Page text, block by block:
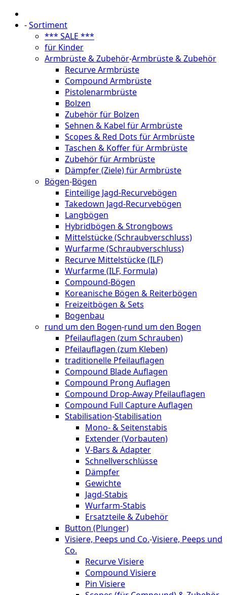
-Sortiment
*** SALE ***
für Kinder
Armbrüste & Zubehör-Armbrüste & Zubehör
Recurve Armbrüste
Compound Armbrüste
Pistolenarmbrüste
Bolzen
Zubehör für Bolzen
Sehnen & Kabel für Armbrüste
Scopes & Red Dots für Armbrüste
Taschen & Koffer für Armbrüste
Zubehör für Armbrüste
Dämpfer (Ziele) für Armbrüste
Bögen-Bögen
Einteilige Jagd-Recurvebögen
Takedown Jagd-Recurvebögen
Langbögen
Hybridbögen & Strongbows
Mittelstücke (Schraubverschluss)
Wurfarme (Schraubverschluss)
Recurve Mittelstücke (ILF)
Wurfarme (ILF, Formula)
Compound-Bögen
Koreanische Bögen & Reiterbögen
Freizeitbögen & Sets
Bogenbau
rund um den Bogen-rund um den Bogen
Pfeilauflagen (zum Schrauben)
Pfeilauflagen (zum Kleben)
traditionelle Pfeilauflagen
Compound Blade Auflagen
Compound Prong Auflagen
Compound Drop-Away Pfeilauflagen
Compound Full Capture Auflagen
Stabilisation-Stabilisation
Mono- & Seitenstabis
Extender (Vorbauten)
V-Bars & Adapter
Schnellverschlüsse
Dämpfer
Gewichte
Jagd-Stabis
Wurfarm-Stabis
Ersatzteile & Zubehör
Button (Plunger)
Visiere, Peeps und Co.-Visiere, Peeps und
Co.
Recurve Visiere
Compound Visiere
Pin Visiere